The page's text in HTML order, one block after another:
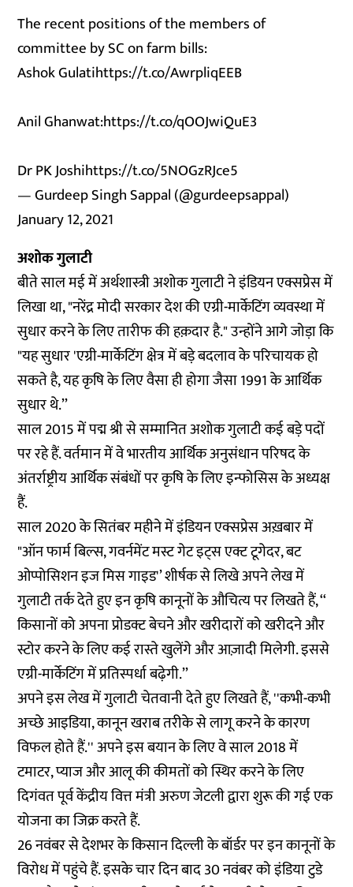
The recent positions of the members of
committee by SC on farm bills:
Ashok Gulatihttps://t.co/AwrpliqEEB
Anil Ghanwat:https://t.co/qOOJwiQuE3
Dr PK Joshihttps://t.co/5NOGzRJce5
— Gurdeep Singh Sappal (@gurdeepsappal)
January 12, 2021
अशोक गुलाटी
बीते साल मई में अर्थशास्त्री अशोक गुलाटी नेइंडियन एक्सप्रेसमें
लिखा था, "नरेंद्र मोदी सरकार देश की एग्री-मार्केटिंग व्यवस्था में
सुधार करने के लिए तारीफ की हक़दार है." उन्होंने आगे जोड़ा कि
"यह सुधार 'एग्री-मार्केटिंग क्षेत्र में बड़े बदलाव के परिचायक हो
सकते है, यह कृषि के लिए वैसा ही होगा जैसा 1991 के आर्थिक
सुधार थे.’’
साल 2015 में पद्म श्री से सम्मानित अशोक गुलाटी कई बड़े पदों
पर रहे हैं. वर्तमान में वे भारतीय आर्थिक अनुसंधान परिषद के
अंतर्राष्ट्रीय आर्थिक संबंधों पर कृषि के लिए इन्फोसिस के अध्यक्ष
हैं.
साल 2020 के सितंबर महीने में इंडियन एक्सप्रेस अख़बार में
"ऑन फार्म बिल्स, गवर्नमेंट मस्ट गेट इट्स एक्ट टूगेदर, बट
ओप्पोसिशन इज मिस गाइड'’शीर्षक से लिखे अपने लेख में
गुलाटी तर्क देते हुए इन कृषि कानूनों के औचित्य पर लिखते हैं, ‘‘
किसानों को अपना प्रोडक्ट बेचने और खरीदारों को खरीदने और
स्टोर करने के लिए कई रास्ते खुलेंगे और आज़ादी मिलेगी. इससे
एग्री-मार्केटिंग में प्रतिस्पर्धा बढ़ेगी.’’
अपने इस लेख में गुलाटी चेतवानी देते हुए लिखते हैं, ''कभी-कभी
अच्छे आइडिया, कानून खराब तरीके से लागू करने के कारण
विफल होते हैं.'' अपने इस बयान के लिए वे साल 2018 में
टमाटर, प्याज और आलू की कीमतों को स्थिर करने के लिए
दिगंवत पूर्व केंद्रीय वित्त मंत्री अरुण जेटली द्वारा शुरू की गई एक
योजना का जिक्र करते हैं.
26 नवंबर से देशभर के किसान दिल्ली के बॉर्डर पर इन कानूनों के
विरोध में पहुंचे हैं. इसके चार दिन बाद 30 नवंबर कोइंडिया टुडे